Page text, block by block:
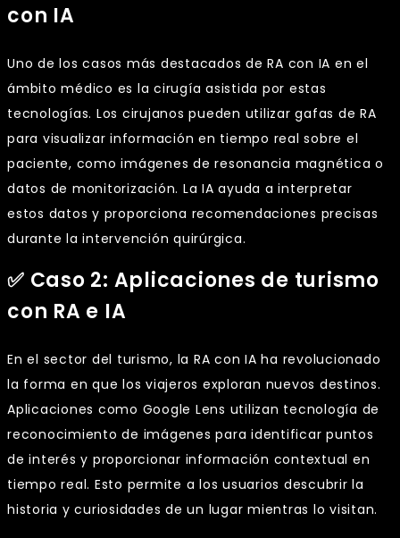
con IA
Uno de los casos más destacados de RA con IA en el
ámbito médico es la cirugía asistida por estas
tecnologías. Los cirujanos pueden utilizar gafas de RA
para visualizar información en tiempo real sobre el
paciente, como imágenes de resonancia magnética o
datos de monitorización. La IA ayuda a interpretar
estos datos y proporciona recomendaciones precisas
durante la intervención quirúrgica.
✅ Caso 2: Aplicaciones de turismo
con RA e IA
En el sector del turismo, la RA con IA ha revolucionado
la forma en que los viajeros exploran nuevos destinos.
Aplicaciones como Google Lens utilizan tecnología de
reconocimiento de imágenes para identificar puntos
de interés y proporcionar información contextual en
tiempo real. Esto permite a los usuarios descubrir la
historia y curiosidades de un lugar mientras lo visitan.